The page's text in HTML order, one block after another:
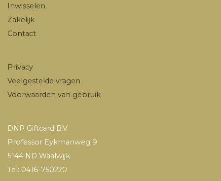
Inwisselen
Zakelijk
Contact
Privacy
Veelgestelde vragen
Voorwaarden van gebruik
DNP Giftcard B.V.
Professor Eykmanweg 9
5144 ND Waalwijk
Tel: 0416-750220